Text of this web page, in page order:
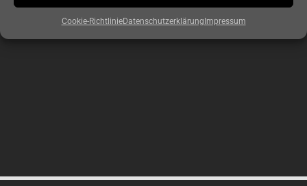
Cookie-RichtlinieDatenschutzerklärung Impressum